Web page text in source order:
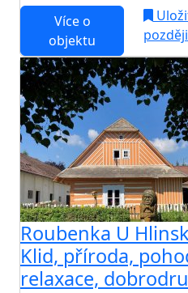
Více o
objektu
později
Roubenka U
Klid, příroda,
relaxace,